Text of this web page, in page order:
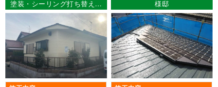
塗装・シーリング打ち替え工
事 津島市大慶寺町 Ｕ様
邸
様邸